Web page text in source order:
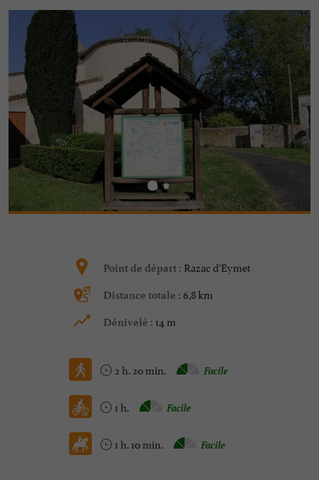
Point de départ : Razac d'Eymet
Distance totale : 6,8 km
Dénivelé : 14 m
2 h. 20 min. Facile
1 h. Facile
1 h. 10 min. Facile